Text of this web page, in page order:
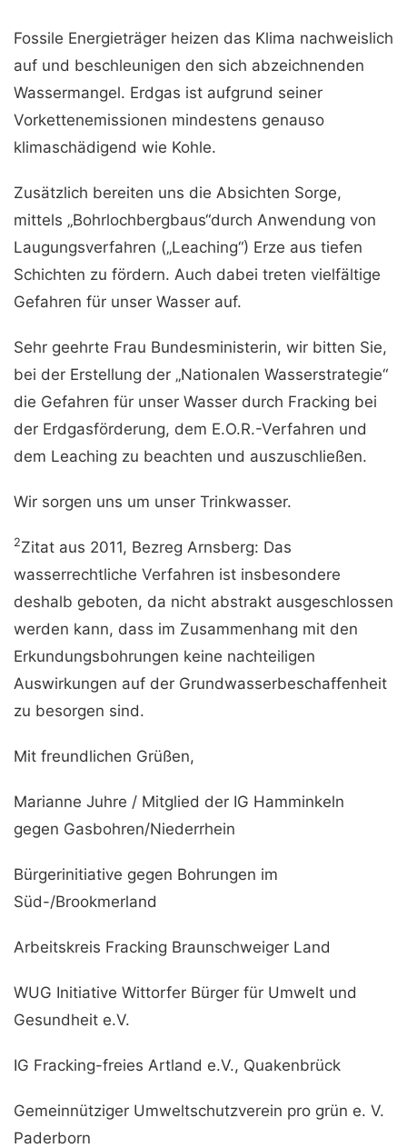
Fossile Energieträger heizen das Klima nachweislich
auf und beschleunigen den sich abzeichnenden
Wassermangel. Erdgas ist aufgrund seiner
Vorkettenemissionen mindestens genauso
klimaschädigend wie Kohle.
Zusätzlich bereiten uns die Absichten Sorge,
mittels „Bohrlochbergbaus“durch Anwendung von
Laugungsverfahren („Leaching“) Erze aus tiefen
Schichten zu fördern. Auch dabei treten vielfältige
Gefahren für unser Wasser auf.
Sehr geehrte Frau Bundesministerin, wir bitten Sie,
bei der Erstellung der „Nationalen Wasserstrategie“
die Gefahren für unser Wasser durch Fracking bei
der Erdgasförderung, dem E.O.R.-Verfahren und
dem Leaching zu beachten und auszuschließen.
Wir sorgen uns um unser Trinkwasser.
2Zitat aus 2011, Bezreg Arnsberg: Das
wasserrechtliche Verfahren ist insbesondere
deshalb geboten, da nicht abstrakt ausgeschlossen
werden kann, dass im Zusammenhang mit den
Erkundungsbohrungen keine nachteiligen
Auswirkungen auf der Grundwasserbeschaffenheit
zu besorgen sind.
Mit freundlichen Grüßen,
Marianne Juhre / Mitglied der IG Hamminkeln
gegen Gasbohren/Niederrhein
Bürgerinitiative gegen Bohrungen im
Süd-/Brookmerland
Arbeitskreis Fracking Braunschweiger Land
WUG Initiative Wittorfer Bürger für Umwelt und
Gesundheit e.V.
IG Fracking-freies Artland e.V., Quakenbrück
Gemeinnütziger Umweltschutzverein pro grün e. V.
Paderborn